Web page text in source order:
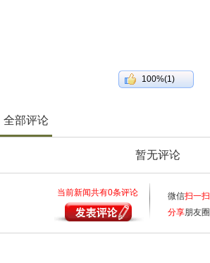
100%(1)
全部评论
暂无评论
当前新闻共有0条评论 微信扫一扫
分享朋友圈